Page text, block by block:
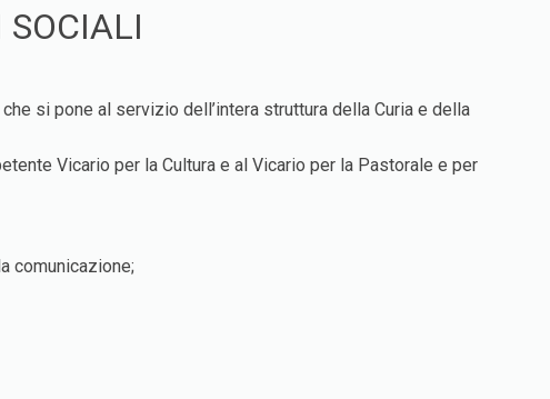
si pone al servizio dell’intera struttura della Curia e della
Vicario per la Cultura e al Vicario per la Pastorale e per
comunicazione;